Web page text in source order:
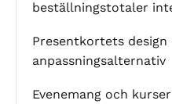
beställningstotaler
Presentkortets
anpassningsalternativ
Evenemang och